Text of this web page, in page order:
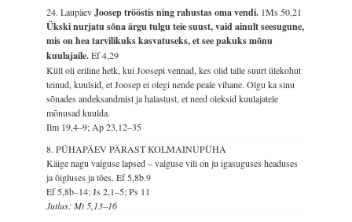
24. LaupäevJoosep trööstis ning rahustas oma vendi. 1Ms 50,21
Ükski nurjatu sõna ärgu tulgu teie suust, vaid ainult seesugune,
mis on hea tarvilikuks kasvatuseks, et see pakuks mõnu
kuulajaile.Ef 4,29
Küll oli eriline hetk, kui Joosepi vennad, kes olid talle suurt ülekohut
teinud, kuulsid, et Joosep ei olegi nende peale vihane. Olgu ka sinu
sõnades andeksandmist ja halastust, et need oleksid kuulajatele
mõnusad kuulda.
Ilm 19,4–9; Ap 23,12–35
8. PÜHAPÄEV PÄRAST KOLMAINUPÜHA
Käige nagu valguse lapsed – valguse vili on ju igasuguses headuses
ja õigluses ja tões.Ef 5,8b.9
Ef 5,8b–14; Js 2,1–5; Ps 11
Jutlus: Mt 5,13–16